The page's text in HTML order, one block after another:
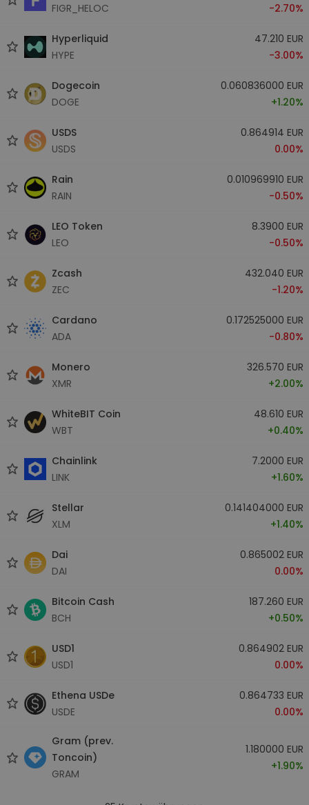
FIGR_HELOC
-2.70%
Hyperliquid
HYPE
47.210 EUR
-3.00%
Dogecoin
DOGE
0.060836000 EUR
+1.20%
USDS
USDS
0.864914 EUR
0.00%
Rain
RAIN
0.010969910 EUR
-0.50%
LEO Token
LEO
8.3900 EUR
-0.50%
Zcash
ZEC
432.040 EUR
-1.20%
Cardano
ADA
0.172525000 EUR
-0.80%
Monero
XMR
326.570 EUR
+2.00%
WhiteBIT Coin
WBT
48.610 EUR
+0.40%
Chainlink
LINK
7.2000 EUR
+1.60%
Stellar
XLM
0.141404000 EUR
+1.40%
Dai
DAI
0.865002 EUR
0.00%
Bitcoin Cash
BCH
187.260 EUR
+0.50%
USD1
USD1
0.864902 EUR
0.00%
Ethena USDe
USDE
0.864733 EUR
0.00%
Gram (prev.
Toncoin)
GRAM
1.180000 EUR
+1.90%